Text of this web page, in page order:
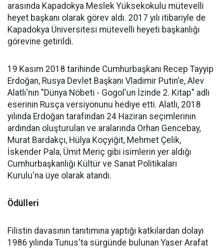
arasında Kapadokya Meslek Yüksekokulu mütevelli
heyet başkanı olarak görev aldı. 2017 yılı itibariyle de
Kapadokya Üniversitesi mütevelli heyeti başkanlığı
görevine getirildi.
19 Kasım 2018 tarihinde Cumhurbaşkanı Recep Tayyip
Erdoğan, Rusya Devlet Başkanı Vladimir Putin'e, Alev
Alatlı'nın "Dünya Nöbeti - Gogol'un İzinde 2. Kitap" adlı
eserinin Rusça versiyonunu hediye etti. Alatlı, 2018
yılında Erdoğan tarafından 24 Haziran seçimlerinin
ardından oluşturulan ve aralarında Orhan Gencebay,
Murat Bardakçı, Hülya Koçyiğit, Mehmet Çelik,
İskender Pala, Ümit Meriç gibi isimlerin yer aldığı
Cumhurbaşkanlığı Kültür ve Sanat Politikaları
Kurulu'na üye olarak atandı.
Ödülleri
Filistin davasının tanıtımına yaptığı katkılardan dolayı
1986 yılında Tunus'ta sürgünde bulunan Yaser Arafat